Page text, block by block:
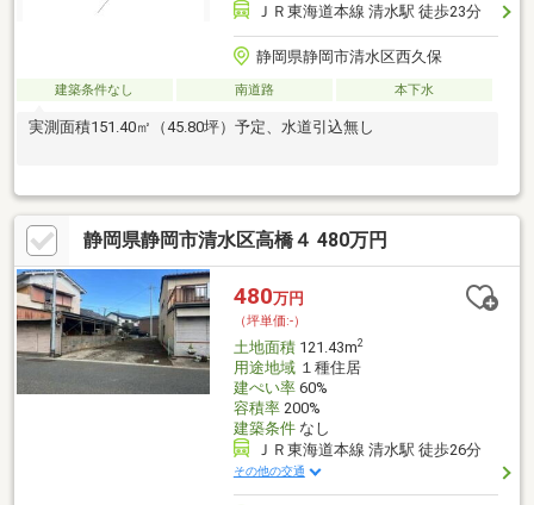
ＪＲ東海道本線 清水駅 徒歩23分
静岡県静岡市清水区西久保
建築条件なし 南道路 本下水
実測面積151.40㎡（45.80坪）予定、水道引込無し
静岡県静岡市清水区高橋４ 480万円
480万円
（坪単価:-）
土地面積121.43m2
用途地域１種住居
建ぺい率60%
容積率200%
建築条件なし
ＪＲ東海道本線 清水駅 徒歩26分
その他の交通